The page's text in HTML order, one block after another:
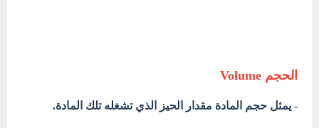
الحجم Volume
- يمثل حجم المادة مقدار الحيز الذي تشغله تلك المادة.